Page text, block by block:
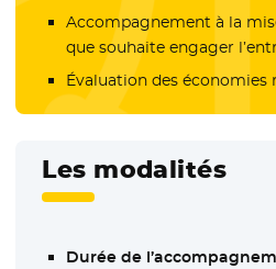
Accompagnement à la
que souhaite engager
Évaluation des économies
Les modalités
Durée de